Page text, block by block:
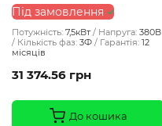
Під замовлення
Потужність: 7,5кВт Напруга: 380В
Кількість фаз: 3Ф Гарантія: 12
місяців
31 374.56 грн
До кошика